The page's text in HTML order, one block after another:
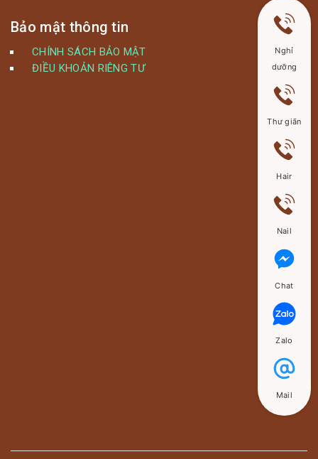
Bảo mật thông tin
CHÍNH SÁCH BẢO MẬT
ĐIỀU KHOẢN RIÊNG TƯ
Nghỉ
dưỡng
Thư giãn
Hair
Nail
Chat
Zalo
Mail